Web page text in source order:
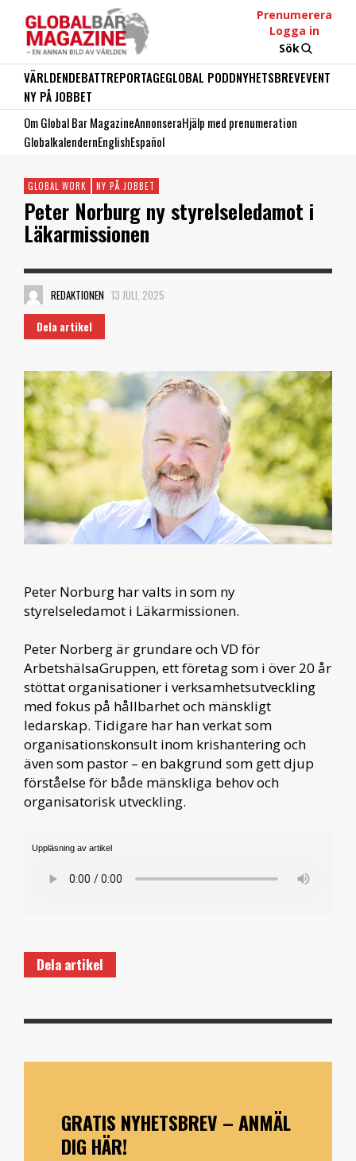
Prenumerera
Logga in
Sök
VÄRLDENDEBATTREPORTAGEGLOBAL PODDNYHETSBREVEVENT
NY PÅ JOBBET
Om Global Bar MagazineAnnonseraHjälp med prenumeration
GlobalkalendernEnglishEspañol
GLOBAL WORK NY PÅ JOBBET
Peter Norburg ny styrelseledamot i
Läkarmissionen
REDAKTIONEN 13 JULI, 2025
Dela artikel
Peter Norburg har valts in som ny
styrelseledamot i Läkarmissionen.
Peter Norberg är grundare och VD för
ArbetshälsaGruppen, ett företag som i över 20 år
stöttat organisationer i verksamhetsutveckling
med fokus på hållbarhet och mänskligt
ledarskap. Tidigare har han verkat som
organisationskonsult inom krishantering och
även som pastor – en bakgrund som gett djup
förståelse för både mänskliga behov och
organisatorisk utveckling.
Uppläsning av artikel
Dela artikel
GRATIS NYHETSBREV – ANMÄL
DIG HÄR!